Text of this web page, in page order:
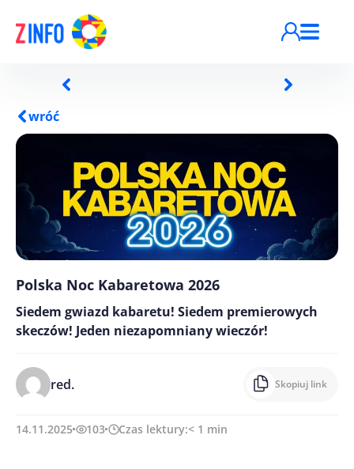
wróć
Polska Noc Kabaretowa 2026
Siedem gwiazd kabaretu! Siedem premierowych
skeczów! Jeden niezapomniany wieczór!
red. Skopiuj link
14.11.2025 103 Czas lektury:< 1 min